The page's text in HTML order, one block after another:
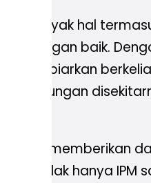
banyak hal
dengan baik.
dan dibiarkan
lingkungan
memberikan
tidak hanya IPM